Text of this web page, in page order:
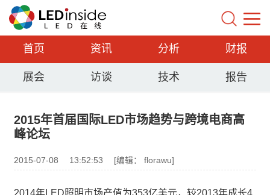
首页 资讯 分析 财报
展会 访谈 技术 报告
2015年首届国际LED市场趋势与跨境电商高
峰论坛
2015-07-08 13:52:53 [编辑： florawu]
2014年LED照明市场产值为353亿美元，较2013年成长4